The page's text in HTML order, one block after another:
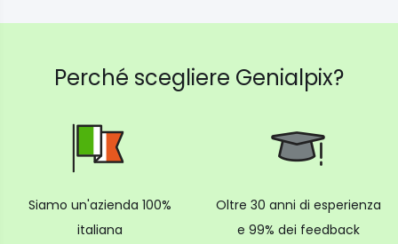
Perché scegliere Genialpix?
Siamo un'azienda 100%
italiana
Oltre 30 anni di esperienza
e 99% dei feedback